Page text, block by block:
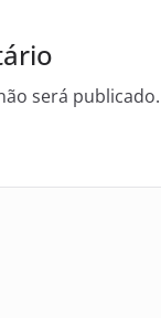
será publicado.